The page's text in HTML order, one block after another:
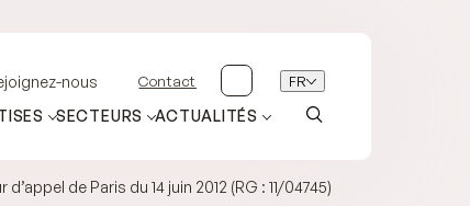
nous Contact FR
SECTEURS ACTUALITÉS
de Paris du 14 juin 2012 (RG : 11/04745)